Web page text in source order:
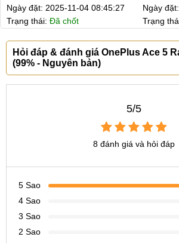
OnePlus Ace 5 Racing cũ do
mẫu điện thoại còn nguyên bản 100%
linh kiện hay sửa chữa. Về ngoại
đẹp, hầu như không có vết trầy xước,
nhận thấy bằng mắt thường.
Cũng như các sản phẩm cũ khác,
được bảo hành 6 tháng, hỗ trợ đổi 1-1
và cộng thêm 15 ngày khi mua hàng
Vàng) 6 tháng. Dù vẫn cùng thời hạn
Ngày đặt: 2025-11-04 08:45:27
Trạng thái: Đã chốt
Ngày
Trạng
Hỏi đáp & đánh giá OnePlus Ace 5
(99% - Nguyên bản)
5/5
8 đánh giá và hỏi đáp
5 Sao
4 Sao
3 Sao
2 Sao